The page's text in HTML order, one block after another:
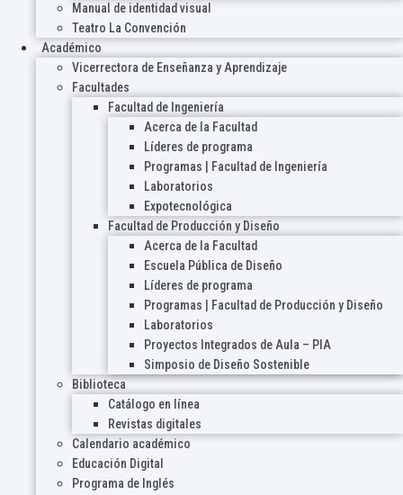
Manual de identidad visual
Teatro La Convención
Académico
Vicerrectora de Enseñanza y Aprendizaje
Facultades
Facultad de Ingeniería
Acerca de la Facultad
Líderes de programa
Programas | Facultad de Ingeniería
Laboratorios
Expotecnológica
Facultad de Producción y Diseño
Acerca de la Facultad
Escuela Pública de Diseño
Líderes de programa
Programas | Facultad de Producción y Diseño
Laboratorios
Proyectos Integrados de Aula – PIA
Simposio de Diseño Sostenible
Biblioteca
Catálogo en línea
Revistas digitales
Calendario académico
Educación Digital
Programa de Inglés